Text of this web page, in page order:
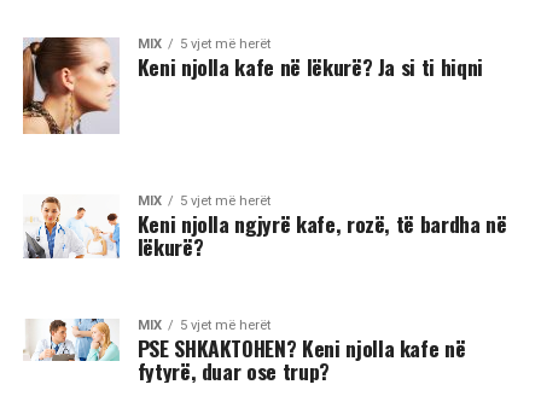
MIX 5 vjet më herët
Keni njolla kafe në lëkurë? Ja si ti hiqni
MIX 5 vjet më herët
Keni njolla ngjyrë kafe, rozë, të bardha në
lëkurë?
MIX 5 vjet më herët
PSE SHKAKTOHEN? Keni njolla kafe në
fytyrë, duar ose trup?